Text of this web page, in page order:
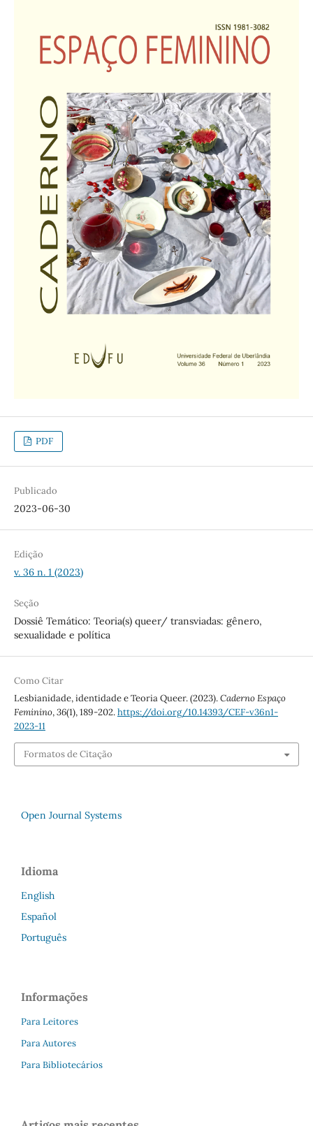
PDF
Publicado
2023-06-30
Edição
v. 36 n. 1 (2023)
Seção
Dossiê Temático: Teoria(s) queer/ transviadas: gênero,
sexualidade e política
Como Citar
Lesbianidade, identidade e Teoria Queer. (2023).Caderno Espaço
Feminino,36(1), 189-202.https://doi.org/10.14393/CEF-v36n1-
2023-11
Formatos de Citação
Open Journal Systems
Idioma
English
Español
Português
Informações
Para Leitores
Para Autores
Para Bibliotecários